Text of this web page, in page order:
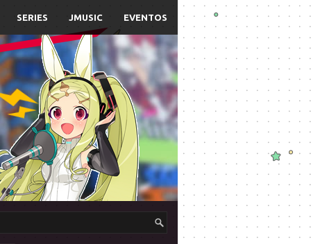
SERIES JMUSIC EVENTOS